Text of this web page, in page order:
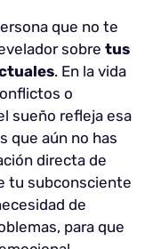
que no te
sobre tus
. En la vida
o
sueño refleja esa
que aún no has
directa de
tu subconsciente
de
para que